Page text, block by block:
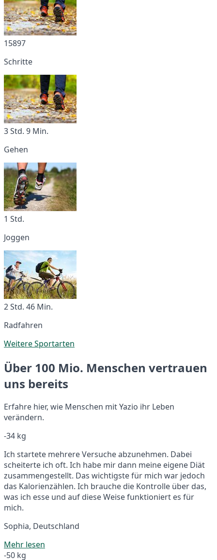
15897
Schritte
3 Std. 9 Min.
Gehen
1 Std.
Joggen
2 Std. 46 Min.
Radfahren
Weitere Sportarten
Über 100 Mio. Menschen vertrauen
uns bereits
Erfahre hier, wie Menschen mit Yazio ihr Leben
verändern.
-34 kg
Ich startete mehrere Versuche abzunehmen. Dabei
scheiterte ich oft. Ich habe mir dann meine eigene Diät
zusammengestellt. Das wichtigste für mich war jedoch
das Kalorienzählen. Ich brauche die Kontrolle über das,
was ich esse und auf diese Weise funktioniert es für
mich.
Sophia, Deutschland
Mehr lesen
-50 kg